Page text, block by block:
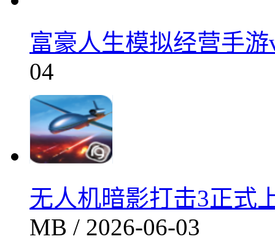
富豪人生模拟经营手
04
无人机暗影打击3正式
MB / 2026-06-03